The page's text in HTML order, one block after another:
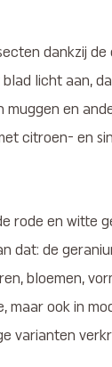
dankzij
licht aan,
en
citroen- en
rode en witte
dat: de
bloemen,
maar ook in
varianten